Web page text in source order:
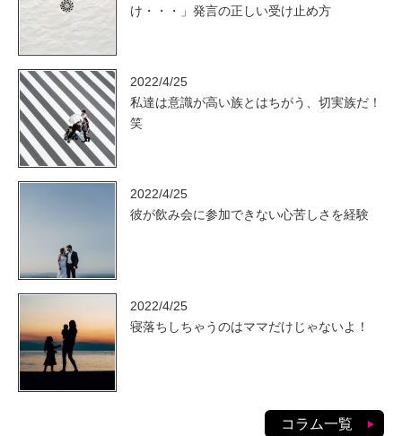
け・・・」発言の正しい受け止め方
2022/4/25
私達は意識が高い族とはちがう、切実族だ！
笑
2022/4/25
彼が飲み会に参加できない心苦しさを経験
2022/4/25
寝落ちしちゃうのはママだけじゃないよ！
コラム一覧